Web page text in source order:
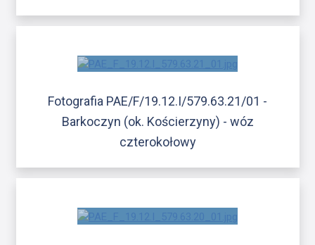
Fotografia PAE/F/19.12.I/579.63.21/01 -
Barkoczyn (ok. Kościerzyny) - wóz
czterokołowy